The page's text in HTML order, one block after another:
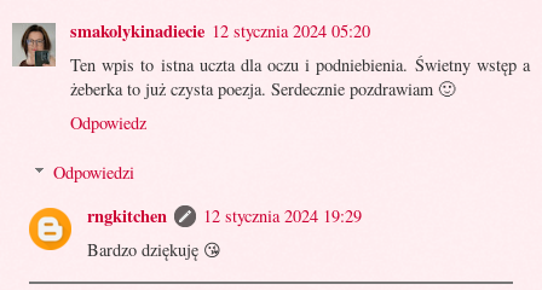
smakolykinadiecie 12 stycznia 2024 05:20
Ten wpis to istna uczta dla oczu i podniebienia. Świetny wstęp a
żeberka to już czysta poezja. Serdecznie pozdrawiam 🙂
Odpowiedz
Odpowiedzi
rngkitchen
12 stycznia 2024 19:29
Bardzo dziękuję 😘